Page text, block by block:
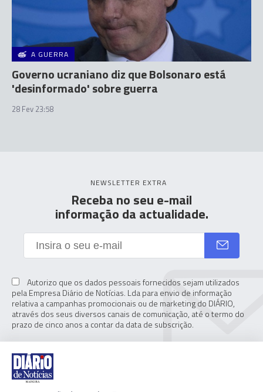
A GUERRA
Governo ucraniano diz que Bolsonaro está
'desinformado' sobre guerra
28 Fev 23:58
NEWSLETTER EXTRA
Receba no seu e-mail
informação da actualidade.
Autorizo que os dados pessoais fornecidos sejam utilizados
pela Empresa Diário de Notícias. Lda para envio de informação
relativa a campanhas promocionais ou de marketing do DIÁRIO,
através dos seus diversos canais de comunicação, até o termo do
prazo de cinco anos a contar da data de subscrição.